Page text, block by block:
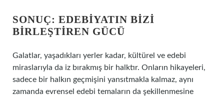
SONUÇ: EDEBIYATIN BIZI
BIRLEŞTIREN GÜCÜ
Galatlar, yaşadıkları yerler kadar, kültürel ve edebi
miraslarıyla da iz bırakmış bir halktır. Onların hikayeleri,
sadece bir halkın geçmişini yansıtmakla kalmaz, aynı
zamanda evrensel edebi temaların da şekillenmesine